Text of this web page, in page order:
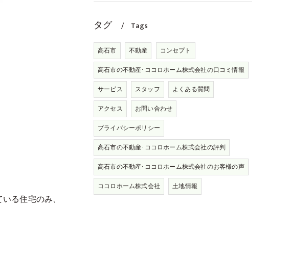
る住宅のみ、
タグ Tags
高石市 不動産
コンセプト
高石市の不動産･ココロホーム株式会社の口コミ情報
サービス
スタッフ
よくある質問
アクセス
お問い合わせ
プライバシーポリシー
高石市の不動産･ココロホーム株式会社の評判
高石市の不動産･ココロホーム株式会社のお客様の声
ココロホーム株式会社
土地情報